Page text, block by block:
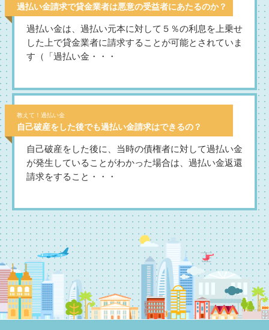
過払い金請求で貸金業者は悪意の受益者にあたるのか？
過払い金は、過払い元本に対して５％の利息を上乗せ
した上で貸金業者に請求することが可能とされていま
す（「過払い金・・・
教えて！過払い金
自己破産をした後でも過払い金請求はできるの？
自己破産をした後に、当時の債権者に対して過払い金
が発生していることがわかった場合は、過払い金返還
請求をすること・・・